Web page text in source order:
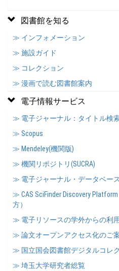
図書館を知る
≫ インフォメーション
≫ 施設ガイド
≫ コレクション
≫ 漫画で読む図書館案内
電子情報サービス
≫ 電子ジャーナル：タイトル検
≫ Scopus
≫ Mendeley(機関版)
≫ 機関リポジトリ(SUCRA)
≫ 電子ジャーナル・データベー
≫ CAS SciFinder Discovery
方）
≫ 電子リソースの学外からの利
≫ 論文オープンアクセス化のご
≫ 国立国会図書館デジタルコレ
≫ 埼玉大学研究者総覧